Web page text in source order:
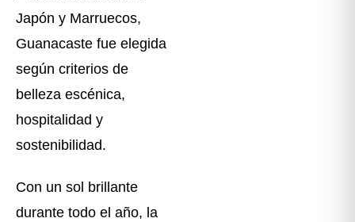
Japón y Marruecos,
Guanacaste fue elegida
según criterios de
belleza escénica,
hospitalidad y
sostenibilidad.
Con un sol brillante
durante todo el año, la